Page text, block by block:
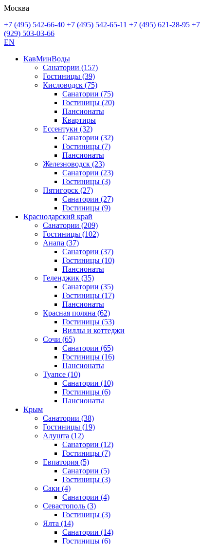
Москва
+7 (495) 542-66-40 +7 (495) 542-65-11 +7 (495) 621-28-95 +7
(929) 503-03-66
EN
КавМинВоды
Санатории (157)
Гостиницы (39)
Кисловодск (75)
Санатории (75)
Гостиницы (20)
Пансионаты
Квартиры
Ессентуки (32)
Санатории (32)
Гостиницы (7)
Пансионаты
Железноводск (23)
Санатории (23)
Гостиницы (3)
Пятигорск (27)
Санатории (27)
Гостиницы (9)
Краснодарский край
Санатории (209)
Гостиницы (102)
Анапа (37)
Санатории (37)
Гостиницы (10)
Пансионаты
Геленджик (35)
Санатории (35)
Гостиницы (17)
Пансионаты
Красная поляна (62)
Гостиницы (53)
Виллы и коттеджи
Сочи (65)
Санатории (65)
Гостиницы (16)
Пансионаты
Туапсе (10)
Санатории (10)
Гостиницы (6)
Пансионаты
Крым
Санатории (38)
Гостиницы (19)
Алушта (12)
Санатории (12)
Гостиницы (7)
Евпатория (5)
Санатории (5)
Гостиницы (3)
Саки (4)
Санатории (4)
Севастополь (3)
Гостиницы (3)
Ялта (14)
Санатории (14)
Гостиницы (6)